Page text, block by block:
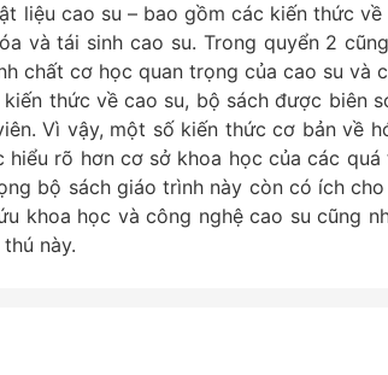
liệu cao su – bao gồm các kiến thức
và tái sinh cao su. Trong quyển 2
chất cơ học quan trọng của cao su và
thức về cao su, bộ sách được biên
Vì vậy, một số kiến thức cơ bản về
hiểu rõ hơn cơ sở khoa học của các
bộ sách giáo trình này còn có ích
khoa học và công nghệ cao su cũng
này.